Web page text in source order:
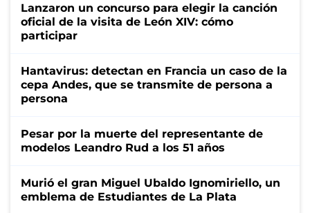
Lanzaron un concurso para elegir la canción
oficial de la visita de León XIV: cómo
participar
Hantavirus: detectan en Francia un caso de la
cepa Andes, que se transmite de persona a
persona
Pesar por la muerte del representante de
modelos Leandro Rud a los 51 años
Murió el gran Miguel Ubaldo Ignomiriello, un
emblema de Estudiantes de La Plata